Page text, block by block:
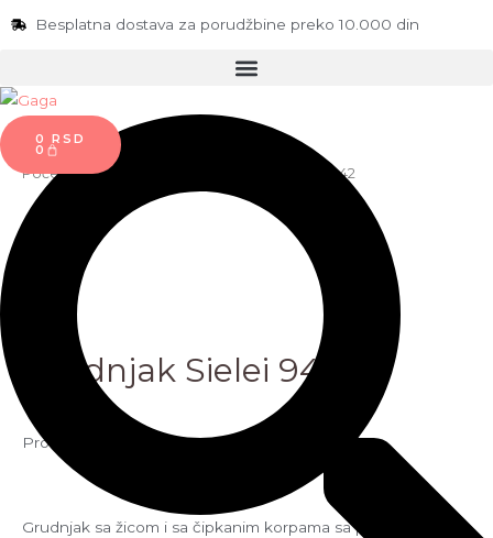
Besplatna dostava za porudžbine preko 10.000 din
0 RSD
0
Početna/Žene / Grudnjak Sielei 942
Grudnjak Sielei 942
Proizvođač:
Grudnjak sa žicom i sa čipkanim korpama sa predivnim